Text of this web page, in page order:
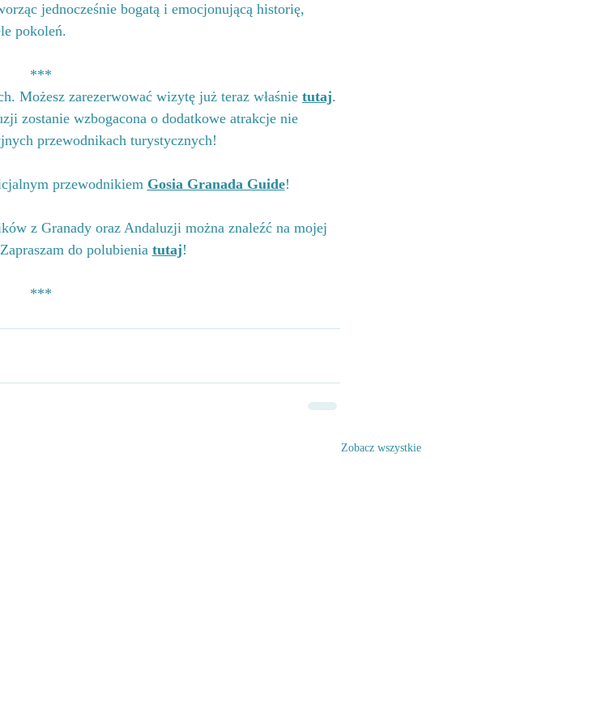
jednocześnie bogatą i emocjonującą historię,
pokoleń.
***
Możesz zarezerwować wizytę już teraz właśnie tutaj.
zostanie wzbogacona o dodatkowe atrakcje nie
przewodnikach turystycznych!
przewodnikiem Gosia Granada Guide!
z Granady oraz Andaluzji można znaleźć na mojej
do polubienia tutaj!
***
Zobacz wszystkie